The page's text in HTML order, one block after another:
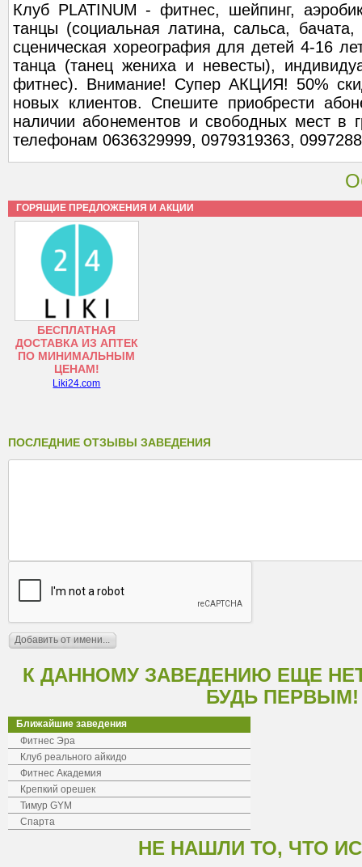
Клуб PLATINUM - фитнес, шейпинг,
танцы (социальная латина, сальса,
сценическая хореография для детей 4-16
танца (танец жениха и невесты),
фитнес). Внимание! Супер АКЦИЯ! 50%
новых клиентов. Спешите приобрести
наличии абонементов и свободных мест в
телефонам 0636329999, 0979319363,
ГОРЯЩИЕ ПРЕДЛОЖЕНИЯ И АКЦИИ
БЕСПЛАТНАЯ
ДОСТАВКА ИЗ АПТЕК
ПО МИНИМАЛЬНЫМ
ЦЕНАМ!
Liki24.com
ПОСЛЕДНИЕ ОТЗЫВЫ ЗАВЕДЕНИЯ
К ДАННОМУ ЗАВЕДЕНИЮ ЕЩЕ
БУДЬ ПЕРВЫМ!
Ближайшие заведения
Фитнес Эра
Клуб реального айкидо
Фитнес Академия
Крепкий орешек
Тимур GYM
Спарта
НЕ НАШЛИ ТО, ЧТО